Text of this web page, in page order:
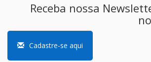
Receba nossa
Cadastre-se aqui